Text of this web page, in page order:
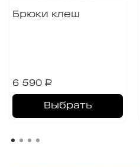
Брюки клеш
6 590 ₽
Выбрать